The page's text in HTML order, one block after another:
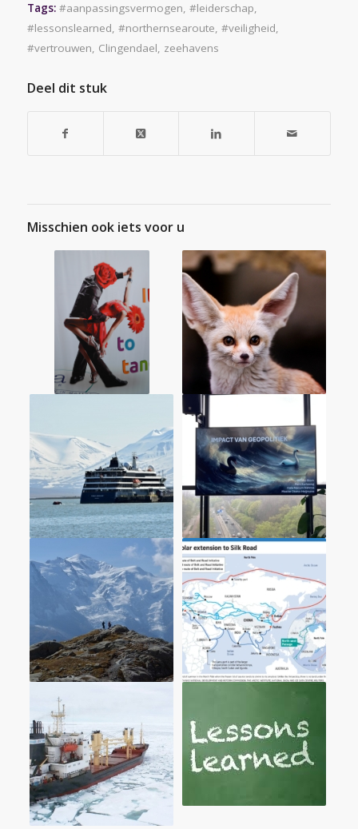
Tags: #aanpassingsvermogen, #leiderschap,
#lessonslearned, #northernsearoute, #veiligheid,
#vertrouwen, Clingendael, zeehavens
Deel dit stuk
Misschien ook iets voor u